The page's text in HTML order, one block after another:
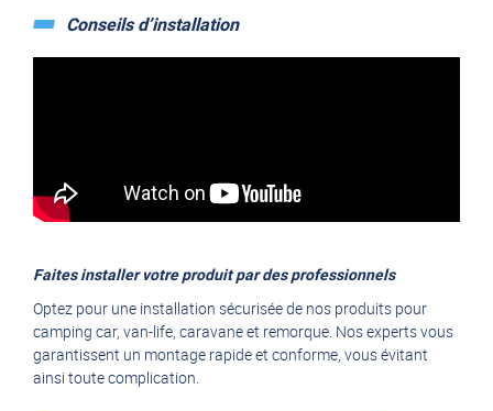
Conseils d’installation
Faites installer votre produit par des professionnels
Optez pour une installation sécurisée de nos produits pour
camping car, van-life, caravane et remorque. Nos experts vous
garantissent un montage rapide et conforme, vous évitant
ainsi toute complication.